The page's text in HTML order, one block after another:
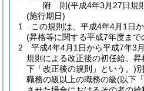
附 則(平成4年3月27日規
(施行期日)
1
この規則は、平成4年4月1日か
(昇格等に関する平成7年度まで
2
平成4年4月1日から平成7年3
規則による改正後の初任給、昇
下「改正後の規則」という。)
職務の級以上の職務の級(以下